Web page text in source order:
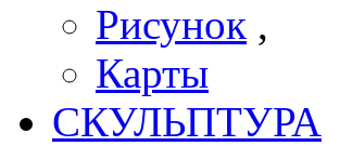
Рисунок ,
Карты
СКУЛЬПТУРА